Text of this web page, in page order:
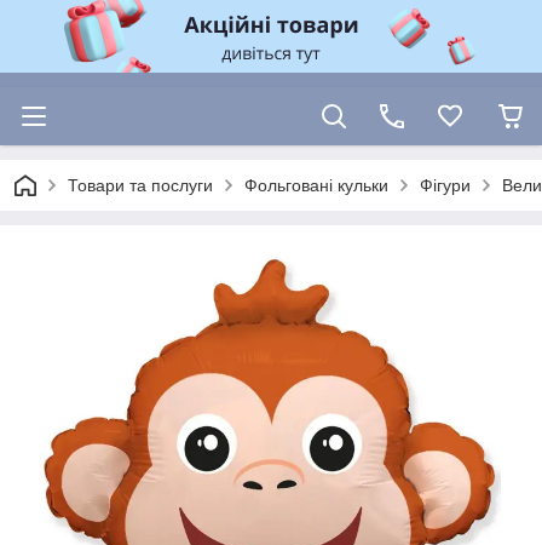
Товари та послуги Фольговані кульки Фігури